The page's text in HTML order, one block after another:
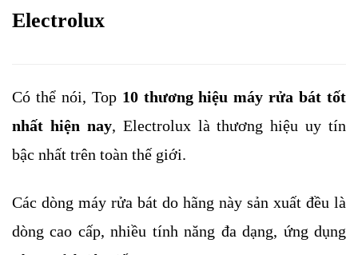
Electrolux
Có thể nói, Top 10 thương hiệu máy rửa bát tốt
nhất hiện nay, Electrolux là thương hiệu uy tín
bậc nhất trên toàn thế giới.
Các dòng máy rửa bát do hãng này sản xuất đều là
dòng cao cấp, nhiều tính năng đa dạng, ứng dụng